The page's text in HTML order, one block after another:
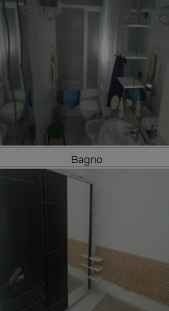
Bagno